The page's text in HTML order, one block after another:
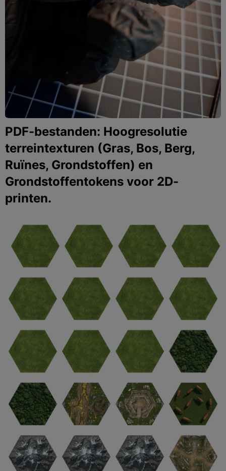
PDF-bestanden: Hoogresolutie
terreintexturen (Gras, Bos, Berg,
Ruïnes, Grondstoffen) en
Grondstoffentokens voor 2D-
printen.